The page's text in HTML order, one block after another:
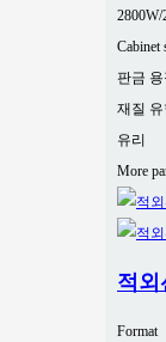
Cabinet
판금 용
재질 유
유리
More
적외
Format